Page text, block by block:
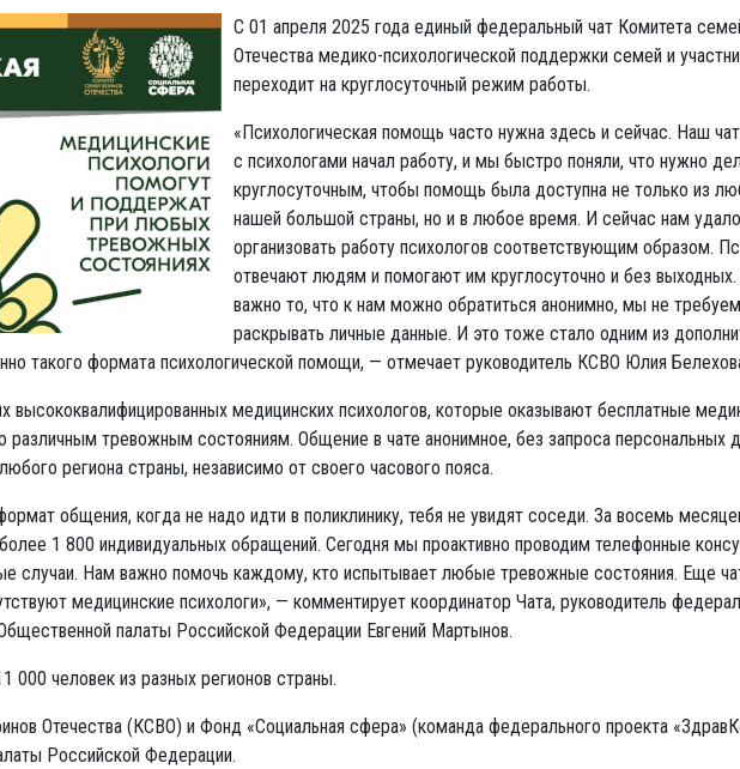
С 01 апреля 2025 года единый федеральный чат Комитета
Отечества медико-психологической поддержки семей и
переходит на круглосуточный режим работы.
«Психологическая помощь часто нужна здесь и сейчас. Наш
с психологами начал работу, и мы быстро поняли, что нужно
круглосуточным, чтобы помощь была доступна не только из
нашей большой страны, но и в любое время. И сейчас нам
организовать работу психологов соответствующим образом.
отвечают людям и помогают им круглосуточно и без
важно то, что к нам можно обратиться анонимно, мы не требуем
раскрывать личные данные. И это тоже стало одним из
такого формата психологической помощи, — отмечает руководитель КСВО Юлия
высококвалифицированных медицинских психологов, которые оказывают бесплатные
различным тревожным состояниям. Общение в чате анонимное, без запроса персональных
региона страны, независимо от своего часового пояса.
общения, когда не надо идти в поликлинику, тебя не увидят соседи. За восемь
1 800 индивидуальных обращений. Сегодня мы проактивно проводим телефонные
случаи. Нам важно помочь каждому, кто испытывает любые тревожные состояния. Еще
медицинские психологи», — комментирует координатор Чата, руководитель
палаты Российской Федерации Евгений Мартынов.
000 человек из разных регионов страны.
Отечества (КСВО) и Фонд «Социальная сфера» (команда федерального проекта
Российской Федерации.